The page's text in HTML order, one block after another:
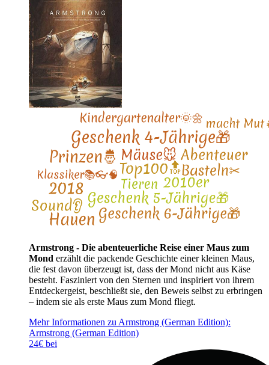
Armstrong - Die abenteuerliche Reise einer Maus zum
Mond erzählt die packende Geschichte einer kleinen Maus,
die fest davon überzeugt ist, dass der Mond nicht aus Käse
besteht. Fasziniert von den Sternen und inspiriert von ihrem
Entdeckergeist, beschließt sie, den Beweis selbst zu erbringen
– indem sie als erste Maus zum Mond fliegt.
Mehr Informationen zu Armstrong (German Edition):
Armstrong (German Edition)
24€ bei